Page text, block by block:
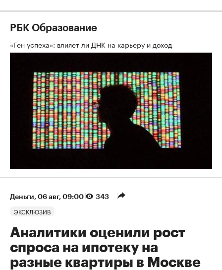
РБК Образование
«Ген успеха»: влияет ли ДНК на карьеру и доход
Деньги 06 авг, 09:00 343
ЭКСКЛЮЗИВ
Аналитики оценили рост
спроса на ипотеку на
разные квартиры в Москве